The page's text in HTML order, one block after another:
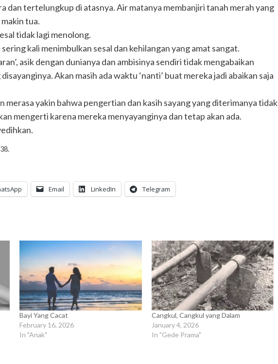
dan tertelungkup di atasnya. Air matanya membanjiri tanah merah yang
tua.
tidak lagi menolong.
kali menimbulkan sesal dan kehilangan yang amat sangat.
asik dengan dunianya dan ambisinya sendiri tidak mengabaikan
Akan masih ada waktu ‘nanti’ buat mereka jadi abaikan saja
merasa yakin bahwa pengertian dan kasih sayang yang diterimanya tidak
mengerti karena mereka menyayanginya dan tetap akan ada.
Email LinkedIn Telegram
Bayi Yang Cacat
February 16, 2026
In "Anak"
Cangkul, Cangkul yang Dalam
January 4, 2026
In "Gede Prama"